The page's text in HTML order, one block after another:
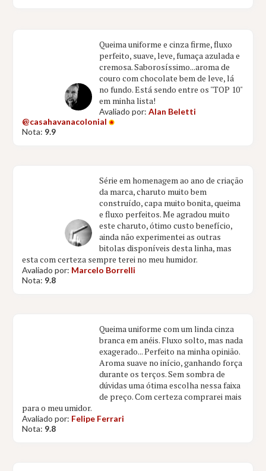
Queima uniforme e cinza firme, fluxo
perfeito, suave, leve, fumaça azulada e
cremosa. Saborosíssimo...aroma de
couro com chocolate bem de leve, lá
no fundo. Está sendo entre os "TOP 10"
em minha lista!
Avaliado por:Alan Beletti
@casahavanacolonial
Nota: 9.9
Série em homenagem ao ano de criação
da marca, charuto muito bem
construído, capa muito bonita, queima
e fluxo perfeitos. Me agradou muito
este charuto, ótimo custo benefício,
ainda não experimentei as outras
bitolas disponíveis desta linha, mas
esta com certeza sempre terei no meu humidor.
Avaliado por: Marcelo Borrelli
Nota: 9.8
Queima uniforme com um linda cinza
branca em anéis. Fluxo solto, mas nada
exagerado... Perfeito na minha opinião.
Aroma suave no início, ganhando força
durante os terços. Sem sombra de
dúvidas uma ótima escolha nessa faixa
de preço. Com certeza comprarei mais
para o meu umidor.
Avaliado por: Felipe Ferrari
Nota: 9.8